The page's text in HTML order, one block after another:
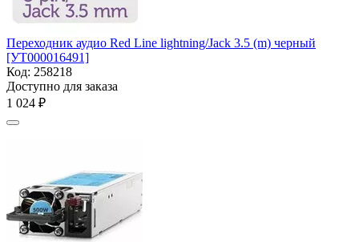
Переходник аудио Red Line lightning/Jack 3.5 (m) черный
[УТ000016491]
Код: 258218
Доступно для заказа
1 024 ₽